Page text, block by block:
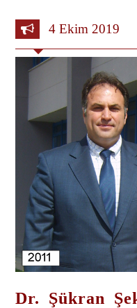
4 Ekim 2019
Dr. Şükran